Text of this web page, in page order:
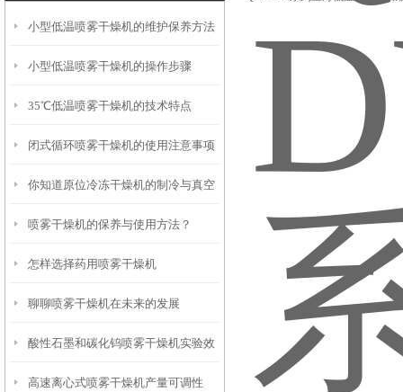
小型低温喷雾干燥机的维护保养方法
小型低温喷雾干燥机的操作步骤
35℃低温喷雾干燥机的技术特点
闭式循环喷雾干燥机的使用注意事项
有哪些？
你知道原位冷冻干燥机的制冷与真空
系统的维护方法么
喷雾干燥机的保养与使用方法？
怎样选择药用喷雾干燥机
聊聊喷雾干燥机在未来的发展
酸性石墨和碳化钨喷雾干燥机实验效
果
高速离心式喷雾干燥机产量可调性